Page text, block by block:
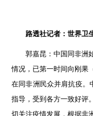
路透社记者：世界卫
郭嘉昆：中国同非洲
情况，已第一时间向刚果
在同非洲民众并肩抗疫。
指导，受到各方一致好评
切关注疫情发展，根据非